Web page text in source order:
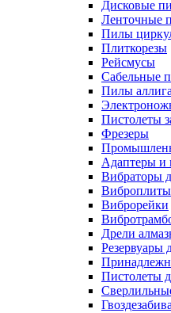
Дисковые
Ленточные
Пилы
Плиткорезы
Рейсмусы
Сабельные
Пилы
Пистолеты
Фрезеры
Адаптеры и
Вибраторы
Виброплиты
Виброрейки
Дрели
Резервуары
Пистолеты